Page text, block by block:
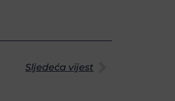
Sljedeća vijest